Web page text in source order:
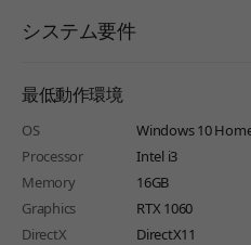
システム要件
最低動作環境
OS
Windows 10
Processor
Intel i3
Memory
16GB
Graphics
RTX 1060
DirectX
DirectX11